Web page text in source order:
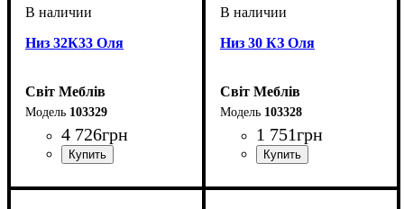
Низ 32К33 Оля
Світ Меблів
103329
4 726грн
Низ 30 КЗ Оля
Світ Меблів
103328
1 751грн